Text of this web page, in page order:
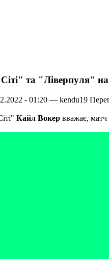
та "Ліверпуля"
- 01:20 — kendu19
Кайл Вокер вважає,